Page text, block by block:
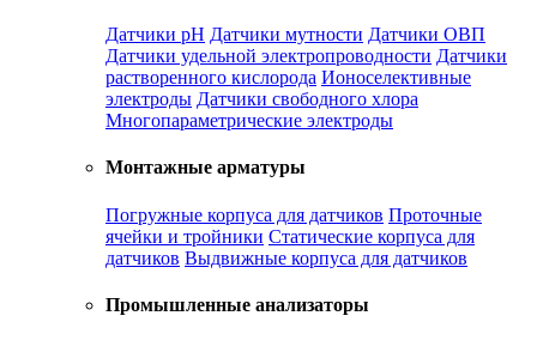
Датчики рН Датчики мутности Датчики ОВП
Датчики удельной электропроводности Датчики
растворенного кислорода Ионоселективные
электроды Датчики свободного хлора
Многопараметрические электроды
Монтажные арматуры
Погружные корпуса для датчиков Проточные
ячейки и тройники Статические корпуса для
датчиков Выдвижные корпуса для датчиков
Промышленные анализаторы